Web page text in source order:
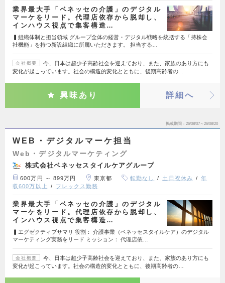
業界最大手「ベネッセの介護」のデジタル
マーケをリード。代理店依存から脱却し、
インハウス視点で集客構造…
▍組織体制と担当領域 グループ全体の経営・デジタル戦略を統括する「持株会
社機能」を持つ新設組織に所属いただきます。 担当する…
会社概要
今、日本は超少子高齢社会を迎えており、また、家族のあり方にも
変化が起こっています。社会の構造的変化とともに、後期高齢者の…
興味あり 詳細へ
掲載期間 26/08/07～26/08/20
WEB・デジタルマーケ担当
Web・デジタルマーケティング
株式会社ベネッセスタイルケアグループ
600万円 ～ 899万円 東京都 転勤なし 土日祝休み
年
収600万以上
フレックス勤務
業界最大手「ベネッセの介護」のデジタル
マーケをリード。代理店依存から脱却し、
インハウス視点で集客構造…
▍エグゼクティブサマリ 役割： 介護事業（ベネッセスタイルケア）のデジタル
マーケティング実務をリード ミッション： 代理店依…
会社概要
今、日本は超少子高齢社会を迎えており、また、家族のあり方にも
変化が起こっています。社会の構造的変化とともに、後期高齢者の…